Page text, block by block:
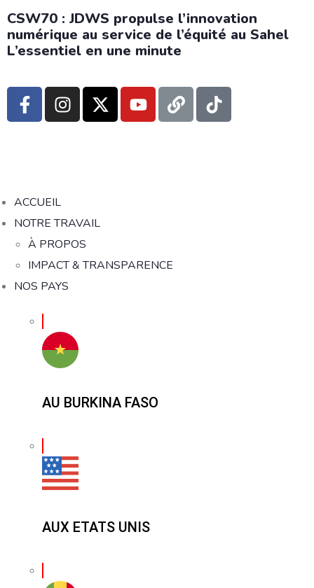
CSW70 : JDWS propulse l’innovation
numérique au service de l’équité au Sahel
L’essentiel en une minute
ACCUEIL
NOTRE TRAVAIL
À PROPOS
IMPACT & TRANSPARENCE
NOS PAYS
AU BURKINA FASO
AUX ETATS UNIS